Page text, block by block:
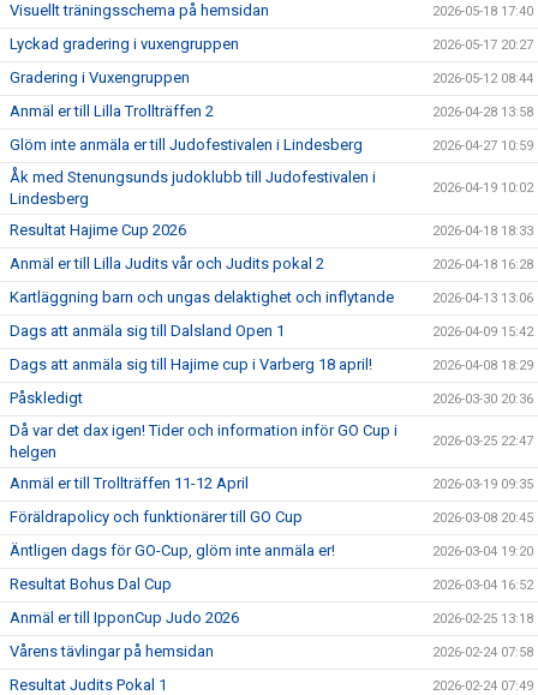
Visuellt träningsschema på hemsidan 2026-05-18 17:40
Lyckad gradering i vuxengruppen 2026-05-17 20:27
Gradering i Vuxengruppen 2026-05-12 08:44
Anmäl er till Lilla Trollträffen 2 2026-04-28 13:58
Glöm inte anmäla er till Judofestivalen i Lindesberg 2026-04-27 10:59
Åk med Stenungsunds judoklubb till Judofestivalen i
Lindesberg
2026-04-19 10:02
Resultat Hajime Cup 2026 2026-04-18 18:33
Anmäl er till Lilla Judits vår och Judits pokal 2 2026-04-18 16:28
Kartläggning barn och ungas delaktighet och inflytande 2026-04-13 13:06
Dags att anmäla sig till Dalsland Open 1 2026-04-09 15:42
Dags att anmäla sig till Hajime cup i Varberg 18 april! 2026-04-08 18:29
Påskledigt 2026-03-30 20:36
Då var det dax igen! Tider och information inför GO Cup i
helgen
2026-03-25 22:47
Anmäl er till Trollträffen 11-12 April 2026-03-19 09:35
Föräldrapolicy och funktionärer till GO Cup 2026-03-08 20:45
Äntligen dags för GO-Cup, glöm inte anmäla er! 2026-03-04 19:20
Resultat Bohus Dal Cup 2026-03-04 16:52
Anmäl er till IpponCup Judo 2026 2026-02-25 13:18
Vårens tävlingar på hemsidan 2026-02-24 07:58
Resultat Judits Pokal 1 2026-02-24 07:49